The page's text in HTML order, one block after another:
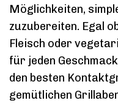
Möglichkeiten,
zuzubereiten. Egal
Fleisch oder
für jeden
den besten
gemütlichen